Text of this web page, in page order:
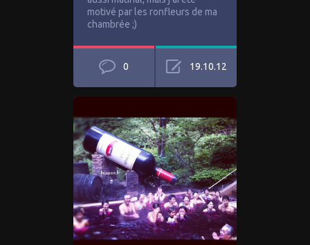
motivé par les ronfleurs de ma
chambrée ;)
0 19.10.12